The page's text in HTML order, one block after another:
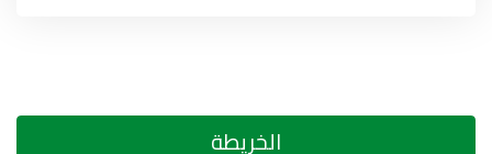
الخريطة